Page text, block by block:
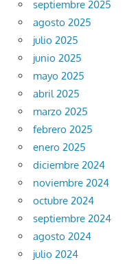
septiembre 2025
agosto 2025
julio 2025
junio 2025
mayo 2025
abril 2025
marzo 2025
febrero 2025
enero 2025
diciembre 2024
noviembre 2024
octubre 2024
septiembre 2024
agosto 2024
julio 2024